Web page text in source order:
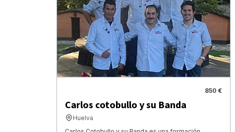
850 €
Carlos cotobullo y su Banda
Huelva